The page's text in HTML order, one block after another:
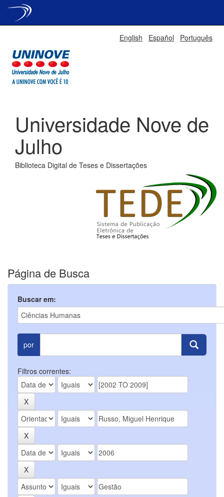
English Español Português
Universidade Nove de
Julho
Biblioteca Digital de Teses e Dissertações
Página de Busca
Buscar em:
por
Filtros correntes: